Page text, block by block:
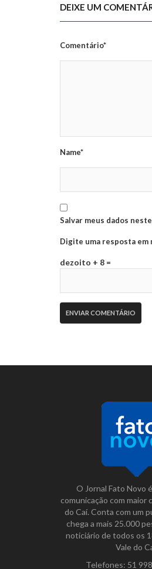
DEIXE UM
Comentário*
Name*
Salvar meus dados
Digite uma resposta em
dezoito + 8 =
O Jornal Fato Novo
comunicação com maior
do Caí. Conta com um
chega a mais 25.000
noticiário de todos os
Vale do
Telefones: 51